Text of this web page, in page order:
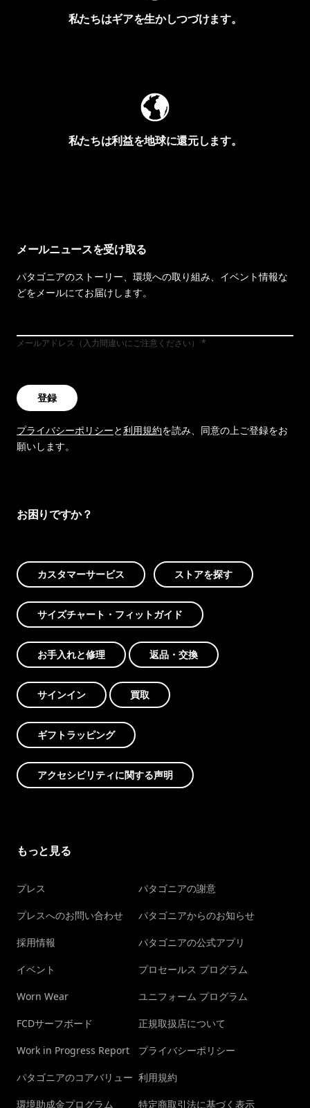
私たちはギアを生かしつづけます。
私たちは利益を地球に還元します。
メールニュースを受け取る
パタゴニアのストーリー、環境への取り組み、イベント情報な
どをメールにてお届けします。
メールアドレス（入力間違いにご注意ください）
登録
プライバシーポリシーと利用規約を読み、同意の上ご登録をお
願いします。
お困りですか？
カスタマーサービス ストアを探す
サイズチャート・フィットガイド
お手入れと修理 返品・交換
サインイン 買取
ギフトラッピング
アクセシビリティに関する声明
もっと見る
プレス
プレスへのお問い合わせ
採用情報
イベント
Worn Wear
FCDサーフボード
Work in Progress Report
パタゴニアのコアバリュー
環境助成金プログラム
パタゴニアの謝意
パタゴニアからのお知らせ
パタゴニアの公式アプリ
プロセールス プログラム
ユニフォーム プログラム
正規取扱店について
プライバシーポリシー
利用規約
特定商取引法に基づく表示